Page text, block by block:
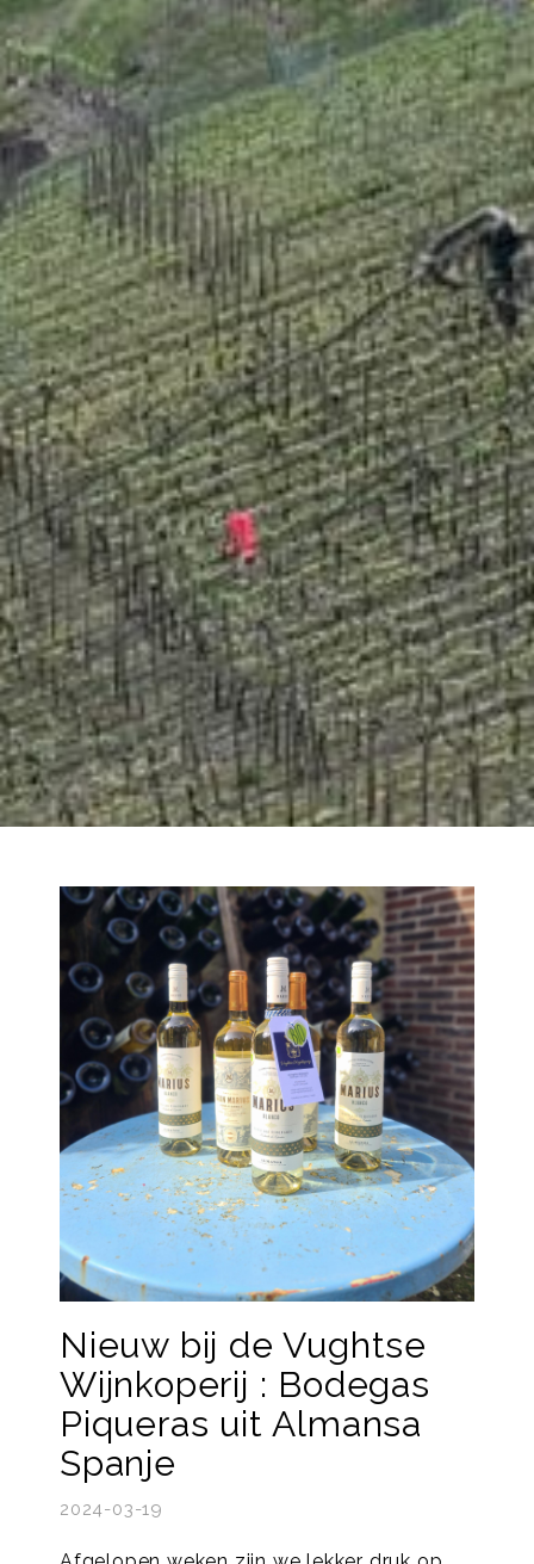
Nieuw bij de Vughtse
Wijnkoperij : Bodegas
Piqueras uit Almansa
Spanje
2024-03-19